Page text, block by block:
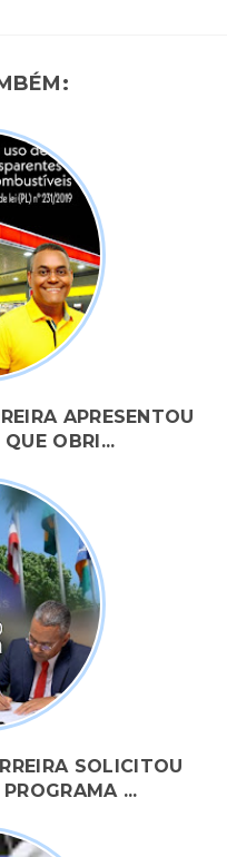
APRESENTOU
OBRI...
SOLICITOU
...